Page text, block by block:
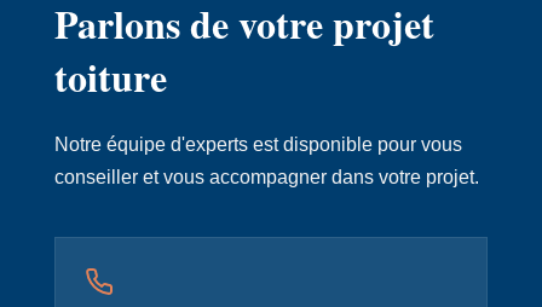
Parlons de votre projet
toiture
Notre équipe d'experts est disponible pour vous
conseiller et vous accompagner dans votre projet.